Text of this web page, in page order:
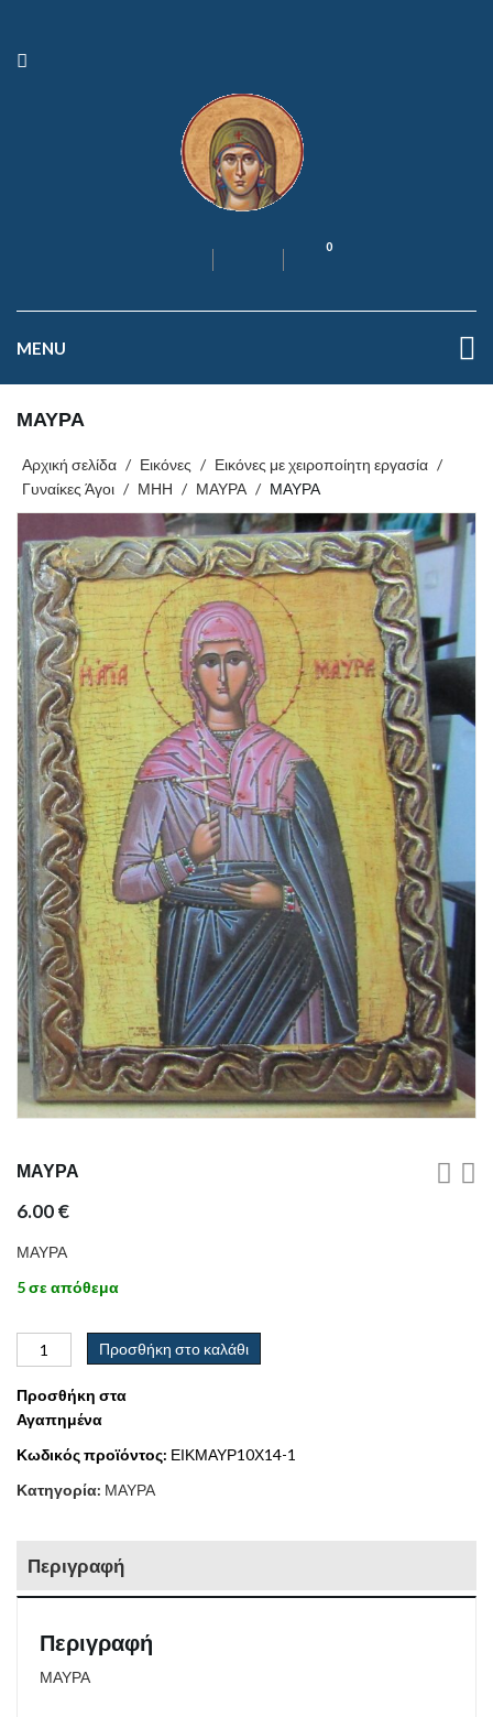
0
MENU
ΜΑΥΡΑ
Αρχική σελίδα / Εικόνες / Εικόνες με χειροποίητη εργασία /
Γυναίκες Άγοι / ΜΗΗ / ΜΑΥΡΑ / ΜΑΥΡΑ
ΜΑΥΡΑ
6.00€
ΜΑΥΡΑ
5 σε απόθεμα
Προσθήκη στο καλάθι
Προσθήκη στα
Αγαπημένα
Κωδικός προϊόντος: ΕΙΚΜΑΥΡ10Χ14-1
Κατηγορία: ΜΑΥΡΑ
Περιγραφή
Περιγραφή
ΜΑΥΡΑ